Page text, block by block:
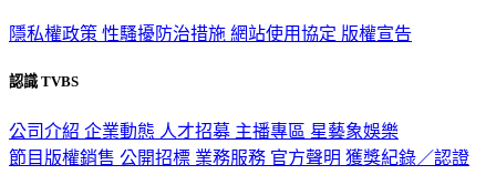
隱私權政策 性騷擾防治措施 網站使用協定 版權宣告
認識 TVBS
公司介紹 企業動態 人才招募 主播專區 星藝象娛樂
節目版權銷售 公開招標 業務服務 官方聲明 獲獎紀錄／認證